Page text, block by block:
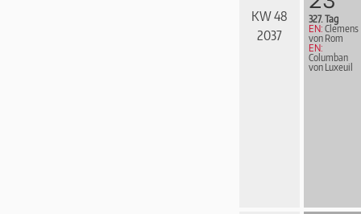
KW 48
2037
327. Tag
EN: Clemens
von Rom
EN:
Columban
von Luxeuil